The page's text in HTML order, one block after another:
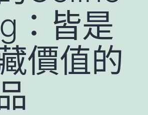
：皆是
價值的